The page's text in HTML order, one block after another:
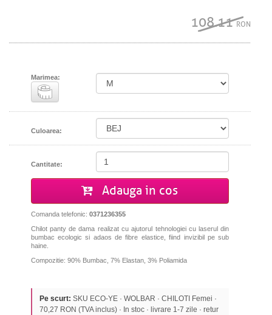
108.11RON
Marimea:
Culoarea:
Cantitate:
Adauga in cos
Comanda telefonic: 0371236355
Chilot panty de dama realizat cu ajutorul tehnologiei cu laserul din
bumbac ecologic si adaos de fibre elastice, fiind invizibil pe sub
haine.
Compozitie: 90% Bumbac, 7% Elastan, 3% Poliamida
Pe scurt: SKU ECO-YE · WOLBAR · CHILOTI Femei ·
70,27 RON (TVA inclus) · In stoc · livrare 1-7 zile · retur